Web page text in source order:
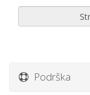
Podrška